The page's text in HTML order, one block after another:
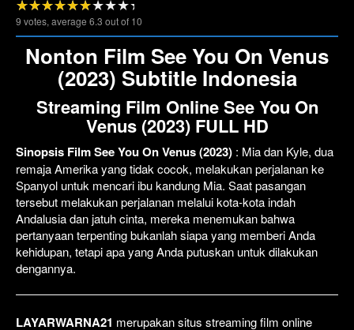
Lewati >>>
Click To Play
9 votes, average 6.3 out of 10
Nonton Film See You On Venus
(2023) Subtitle Indonesia
Streaming Film Online See You On
Venus (2023) FULL HD
Sinopsis Film See You On Venus (2023) : Mia dan Kyle, dua
remaja Amerika yang tidak cocok, melakukan perjalanan ke
Spanyol untuk mencari ibu kandung Mia. Saat pasangan
tersebut melakukan perjalanan melalui kota-kota indah
Andalusia dan jatuh cinta, mereka menemukan bahwa
pertanyaan terpenting bukanlah siapa yang memberi Anda
kehidupan, tetapi apa yang Anda putuskan untuk dilakukan
dengannya.
LAYARWARNA21 merupakan situs streaming film online